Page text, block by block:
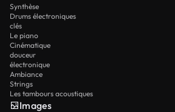
Synthèse
Drums électroniques
clés
Le piano
Cinématique
douceur
électronique
Ambiance
Strings
Les tambours acoustiques
Images